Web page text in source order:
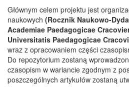
Głównym celem projektu jest
naukowych (Rocznik Naukowo-
Academiae Paedagogicae
Universitatis Paedagogicae
wraz z opracowaniem części
Do repozytorium zostaną
czasopism w wariancie zgodnym z
poszczególnych artykułów zostaną